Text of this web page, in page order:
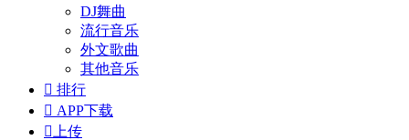
DJ舞曲
流行音乐
外文歌曲
其他音乐
 排行
 APP下载
 上传